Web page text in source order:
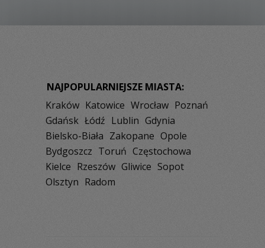
NAJPOPULARNIEJSZE MIASTA:
Kraków Katowice Wrocław Poznań
Gdańsk Łódź Lublin Gdynia
Bielsko-Biała Zakopane Opole
Bydgoszcz Toruń Częstochowa
Kielce Rzeszów Gliwice Sopot
Olsztyn Radom